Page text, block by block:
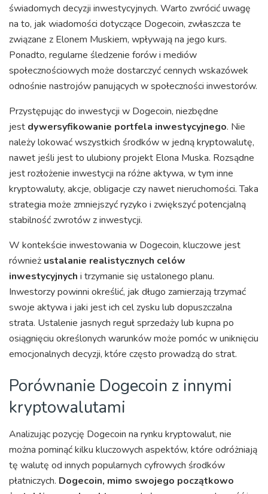
świadomych decyzji inwestycyjnych. Warto zwrócić uwagę
na to, jak wiadomości dotyczące Dogecoin, zwłaszcza te
związane z Elonem Muskiem, wpływają na jego kurs.
Ponadto, regularne śledzenie forów i mediów
społecznościowych może dostarczyć cennych wskazówek
odnośnie nastrojów panujących w społeczności inwestorów.
Przystępując do inwestycji w Dogecoin, niezbędne
jest dywersyfikowanie portfela inwestycyjnego. Nie
należy lokować wszystkich środków w jedną kryptowalutę,
nawet jeśli jest to ulubiony projekt Elona Muska. Rozsądne
jest rozłożenie inwestycji na różne aktywa, w tym inne
kryptowaluty, akcje, obligacje czy nawet nieruchomości. Taka
strategia może zmniejszyć ryzyko i zwiększyć potencjalną
stabilność zwrotów z inwestycji.
W kontekście inwestowania w Dogecoin, kluczowe jest
również ustalanie realistycznych celów
inwestycyjnych i trzymanie się ustalonego planu.
Inwestorzy powinni określić, jak długo zamierzają trzymać
swoje aktywa i jaki jest ich cel zysku lub dopuszczalna
strata. Ustalenie jasnych reguł sprzedaży lub kupna po
osiągnięciu określonych warunków może pomóc w uniknięciu
emocjonalnych decyzji, które często prowadzą do strat.
Porównanie Dogecoin z innymi
kryptowalutami
Analizując pozycję Dogecoin na rynku kryptowalut, nie
można pominąć kilku kluczowych aspektów, które odróżniają
tę walutę od innych popularnych cyfrowych środków
płatniczych. Dogecoin, mimo swojego początkowo